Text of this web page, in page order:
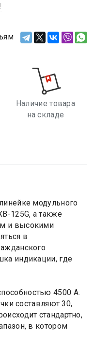
Наличие товара
на складе
модульного
125G, а также
и высокими
в
индикации, где
4500 А.
составляют 30,
стандартно,
в котором